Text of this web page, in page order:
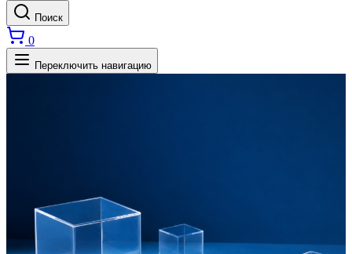
Поиск
0
Переключить навигацию